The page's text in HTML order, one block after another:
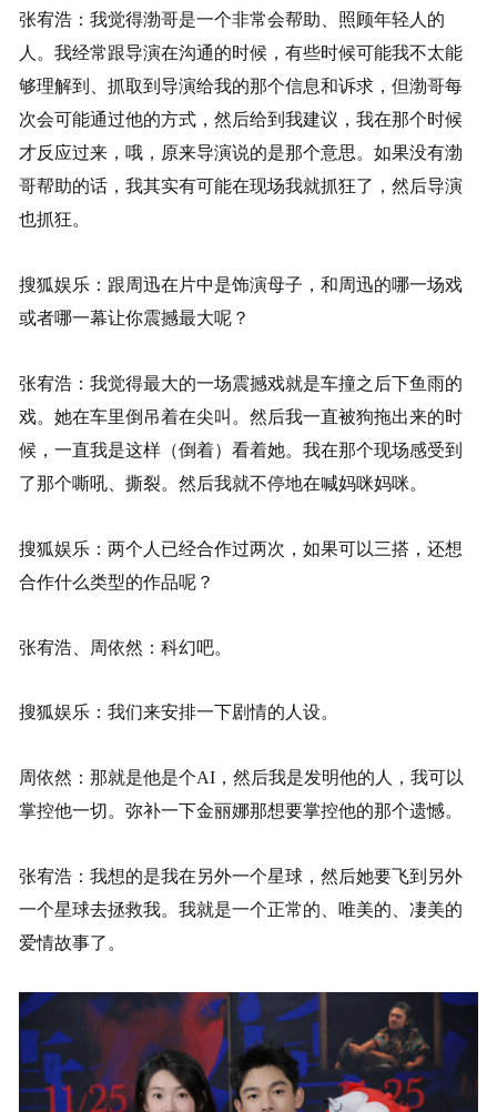
张宥浩：我觉得渤哥是一个非常会帮助、照顾年轻人的
人。我经常跟导演在沟通的时候，有些时候可能我不太能
够理解到、抓取到导演给我的那个信息和诉求，但渤哥每
次会可能通过他的方式，然后给到我建议，我在那个时候
才反应过来，哦，原来导演说的是那个意思。如果没有渤
哥帮助的话，我其实有可能在现场我就抓狂了，然后导演
也抓狂。
搜狐娱乐：跟周迅在片中是饰演母子，和周迅的哪一场戏
或者哪一幕让你震撼最大呢？
张宥浩：我觉得最大的一场震撼戏就是车撞之后下鱼雨的
戏。她在车里倒吊着在尖叫。然后我一直被狗拖出来的时
候，一直我是这样（倒着）看着她。我在那个现场感受到
了那个嘶吼、撕裂。然后我就不停地在喊妈咪妈咪。
搜狐娱乐：两个人已经合作过两次，如果可以三搭，还想
合作什么类型的作品呢？
张宥浩、周依然：科幻吧。
搜狐娱乐：我们来安排一下剧情的人设。
周依然：那就是他是个AI，然后我是发明他的人，我可以
掌控他一切。弥补一下金丽娜那想要掌控他的那个遗憾。
张宥浩：我想的是我在另外一个星球，然后她要飞到另外
一个星球去拯救我。我就是一个正常的、唯美的、凄美的
爱情故事了。